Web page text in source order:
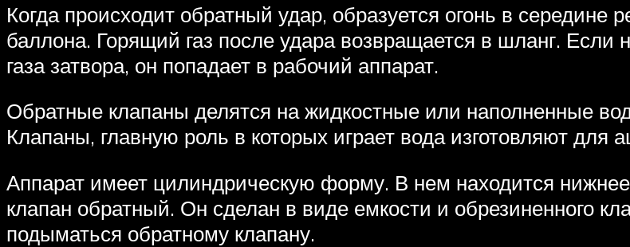
Когда происходит обратный удар, образуется огонь в середине
баллона. Горящий газ после удара возвращается в шланг. Если
газа затвора, он попадает в рабочий аппарат.
Обратные клапаны делятся на жидкостные или наполненные
Клапаны, главную роль в которых играет вода изготовляют для
Аппарат имеет цилиндрическую форму. В нем находится
клапан обратный. Он сделан в виде емкости и обрезиненного
подыматься обратному клапану.